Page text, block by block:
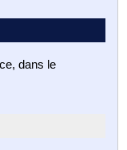
dans le